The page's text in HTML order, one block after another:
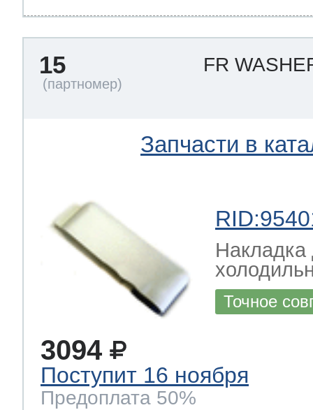
15 FR
Запчасти в
Накладка
Точное
3094
Поступит 16 ноября
Предоплата 50%